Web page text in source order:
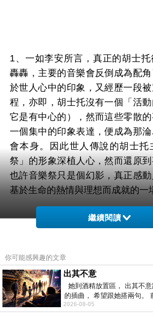
1、一如李安所言，真正的胡士
轟轟，主要的音樂會反倒成為配
於世人心中的印象，又經歷一段
程，亦即，胡士托沒有一個「活
它是有中心的），然而這些零散
一個集中的印象表達，便成為那
會本身。因此世人傳說的胡士托
祭」的形象深植人心，然而還原到
也許音樂祭只是個幻影，真正感
基於生命的熱情與理想而成就的一
混亂的事件層出不窮、最後幾近
人知道它們之間的關連是什麼，沒
萬人聚集到白湖小鎮、更有一百
的路上，這一切背後的力量到底
繼續閱讀
你可能感興趣的文章
出其不意
她到酒精放置區， 出其不
的插曲， 希望跟她搭兩句。
著阿弟丟拉基
2026-08-05